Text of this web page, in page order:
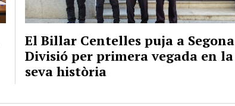
El Billar Centelles puja a Segona
Divisió per primera vegada en la
seva història